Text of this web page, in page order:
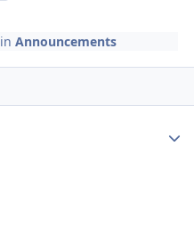
inAnnouncements